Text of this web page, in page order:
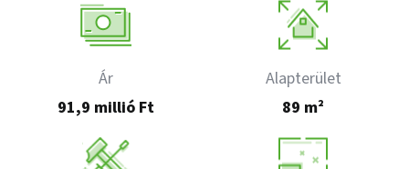
Ár
91,9 millió Ft
Alapterület
89 m²